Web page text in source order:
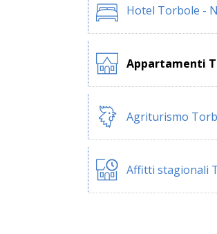
Hotel Torbole -
Appartamenti
Agriturismo
Affitti stagionali